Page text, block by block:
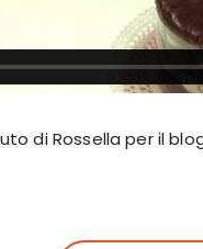
di Rossella per il